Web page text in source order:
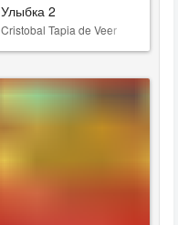
Улыбка 2
Cristobal Tapia de Veer